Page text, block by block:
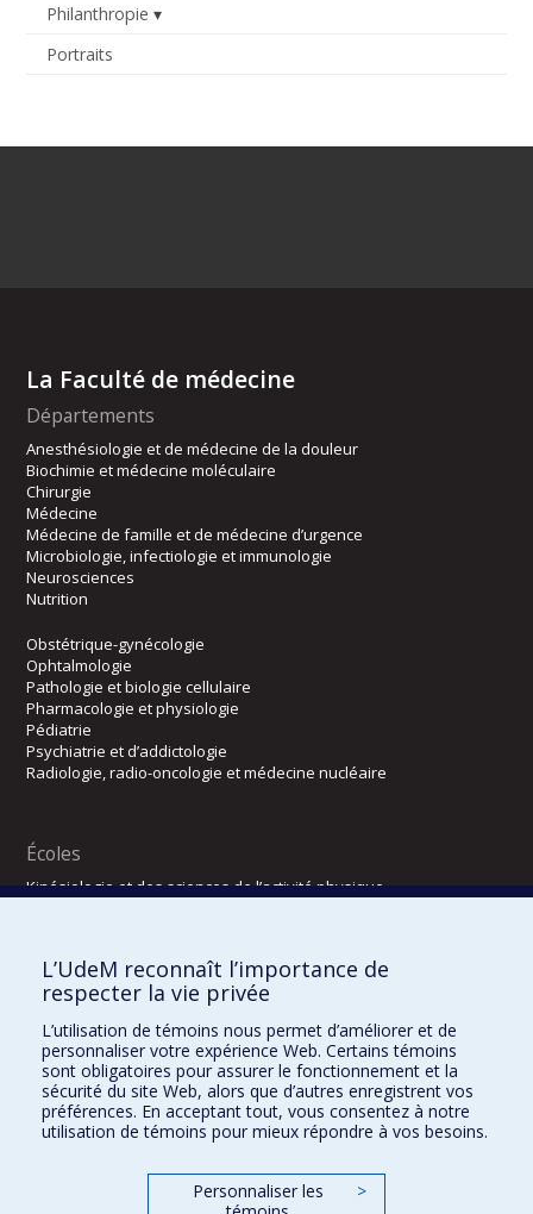
Philanthropie
Portraits
La Faculté de médecine
Départements
Anesthésiologie et de médecine de la douleur
Biochimie et médecine moléculaire
Chirurgie
Médecine
Médecine de famille et de médecine d’urgence
Microbiologie, infectiologie et immunologie
Neurosciences
Nutrition
Obstétrique-gynécologie
Ophtalmologie
Pathologie et biologie cellulaire
Pharmacologie et physiologie
Pédiatrie
Psychiatrie et d’addictologie
Radiologie, radio-oncologie et médecine nucléaire
Écoles
Kinésiologie et des sciences de l’activité physique
Directions
DPC
CPASS
Éthique clinique
L’UdeM reconnaît l’importance de
respecter la vie privée
L’utilisation de témoins nous permet d’améliorer et de
personnaliser votre expérience Web. Certains témoins
sont obligatoires pour assurer le fonctionnement et la
sécurité du site Web, alors que d’autres enregistrent vos
préférences. En acceptant tout, vous consentez à notre
utilisation de témoins pour mieux répondre à vos besoins.
Personnaliser les
>